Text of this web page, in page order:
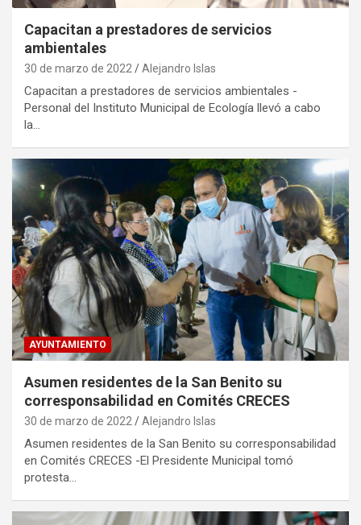
Capacitan a prestadores de servicios
ambientales
30 de marzo de 2022 Alejandro Islas
Capacitan a prestadores de servicios ambientales -
Personal del Instituto Municipal de Ecología llevó a cabo
la…
AYUNTAMIENTO
Asumen residentes de la San Benito su
corresponsabilidad en Comités CRECES
30 de marzo de 2022 Alejandro Islas
Asumen residentes de la San Benito su corresponsabilidad
en Comités CRECES -El Presidente Municipal tomó
protesta…